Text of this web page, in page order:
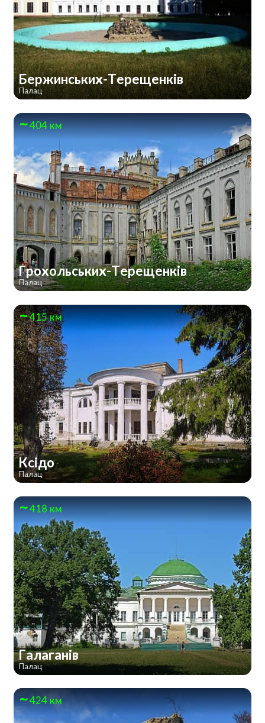
Бержинських-Терещенків
Палац
404 км
Грохольських-Терещенків
Палац
415 км
Ксідо
Палац
418 км
Галаганів
Палац
424 км